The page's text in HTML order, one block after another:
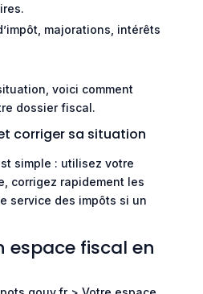
majorations, intérêts
voici comment
dossier fiscal.
corriger sa situation
simple : utilisez votre
corrigez rapidement les
service des impôts si un
espace fiscal en